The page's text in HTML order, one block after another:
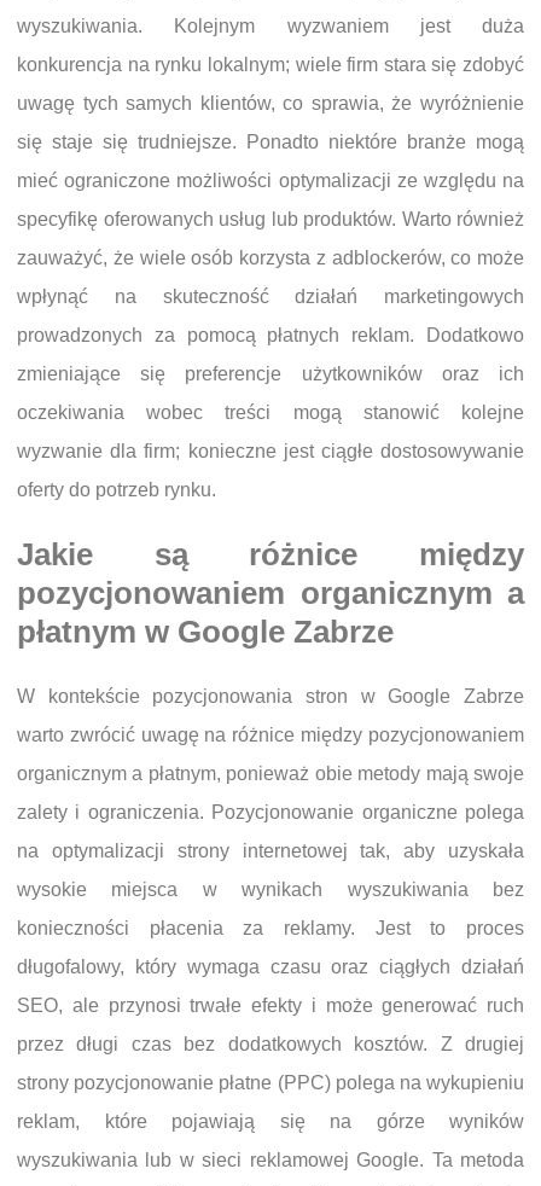
wyszukiwania. Kolejnym wyzwaniem jest duża
konkurencja na rynku lokalnym; wiele firm stara się zdobyć
uwagę tych samych klientów, co sprawia, że wyróżnienie
się staje się trudniejsze. Ponadto niektóre branże mogą
mieć ograniczone możliwości optymalizacji ze względu na
specyfikę oferowanych usług lub produktów. Warto również
zauważyć, że wiele osób korzysta z adblockerów, co może
wpłynąć na skuteczność działań marketingowych
prowadzonych za pomocą płatnych reklam. Dodatkowo
zmieniające się preferencje użytkowników oraz ich
oczekiwania wobec treści mogą stanowić kolejne
wyzwanie dla firm; konieczne jest ciągłe dostosowywanie
oferty do potrzeb rynku.
Jakie są różnice między
pozycjonowaniem organicznym a
płatnym w Google Zabrze
W kontekście pozycjonowania stron w Google Zabrze
warto zwrócić uwagę na różnice między pozycjonowaniem
organicznym a płatnym, ponieważ obie metody mają swoje
zalety i ograniczenia. Pozycjonowanie organiczne polega
na optymalizacji strony internetowej tak, aby uzyskała
wysokie miejsca w wynikach wyszukiwania bez
konieczności płacenia za reklamy. Jest to proces
długofalowy, który wymaga czasu oraz ciągłych działań
SEO, ale przynosi trwałe efekty i może generować ruch
przez długi czas bez dodatkowych kosztów. Z drugiej
strony pozycjonowanie płatne (PPC) polega na wykupieniu
reklam, które pojawiają się na górze wyników
wyszukiwania lub w sieci reklamowej Google. Ta metoda